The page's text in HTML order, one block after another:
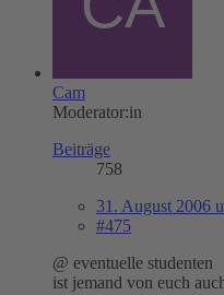
Cam
Moderator:in
Beiträge
758
31. August 2006
#475
@ eventuelle studenten
ist jemand von euch